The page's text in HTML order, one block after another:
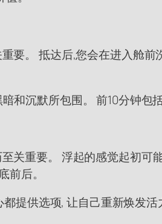
要。 抵达后,您会在进入舱
和沉默所包围。 前10分钟
关重要。 浮起的感觉起初
后。
提供选项, 让自己重新焕发活